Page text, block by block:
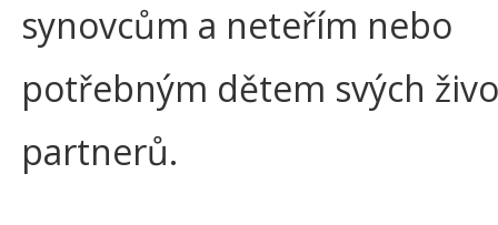
synovcům a neteřím nebo
potřebným dětem svých
partnerů.